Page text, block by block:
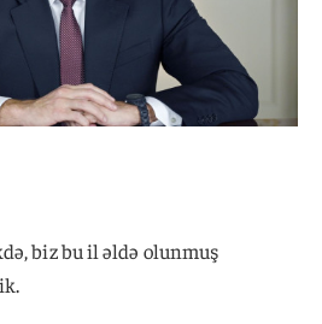
biz bu il əldə olunmuş